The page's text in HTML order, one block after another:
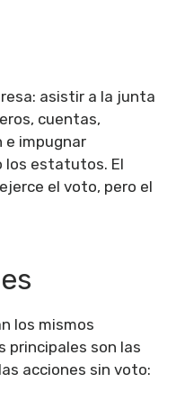
asistir a la junta
cuentas,
e impugnar
los estatutos. El
el voto, pero el
los mismos
principales son las
acciones sin voto: